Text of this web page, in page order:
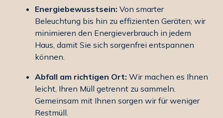
Energiebewusstsein: Von smarter
Beleuchtung bis hin zu effizienten Geräten; wir
minimieren den Energieverbrauch in jedem
Haus, damit Sie sich sorgenfrei entspannen
können.
Abfall am richtigen Ort: Wir machen es Ihnen
leicht, Ihren Müll getrennt zu sammeln.
Gemeinsam mit Ihnen sorgen wir für weniger
Restmüll.